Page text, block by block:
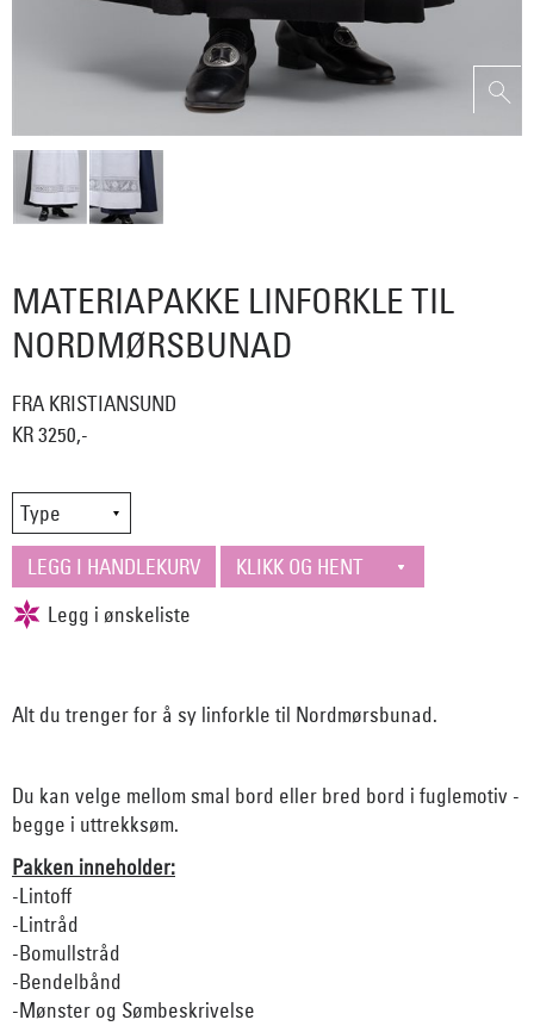
MATERIAPAKKE LINFORKLE TIL
NORDMØRSBUNAD
FRA KRISTIANSUND
KR 3250,-
Alt du trenger for å sy linforkle til Nordmørsbunad.
Du kan velge mellom smal bord eller bred bord i fuglemotiv -
begge i uttrekksøm.
Pakken inneholder:
-Lintoff
-Lintråd
-Bomullstråd
-Bendelbånd
-Mønster og Sømbeskrivelse